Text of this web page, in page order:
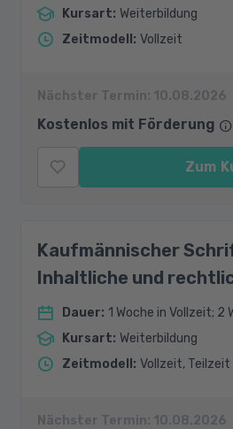
Kursart: Weiterbildung
Zeitmodell : Vollzeit
Nächster Termin: 10.08.2026
Kostenlos mit Förderung
Zum
Kaufmännischer
Inhaltliche und
Dauer: 1 Woche in Vollzeit; 2
Kursart: Weiterbildung
Zeitmodell : Vollzeit, Teilzeit
Nächster Termin: 10.08.2026